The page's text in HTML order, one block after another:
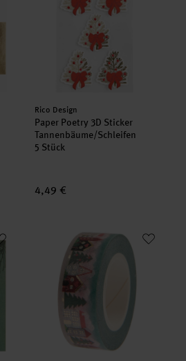
Hersteller:
Rico Design
Paper Poetry 3D Sticker
Tannenbäume/Schleifen
5 Stück
4,49 €
Ornament Grün
Paper Poetry Tape Put a Bow